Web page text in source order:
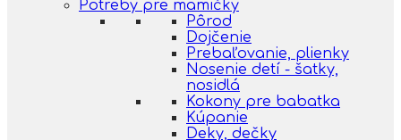
Potreby pre mamičky
Pôrod
Dojčenie
Prebaľovanie, plienky
Nosenie detí - šatky,
nosidlá
Kokony pre babatka
Kúpanie
Deky, dečky